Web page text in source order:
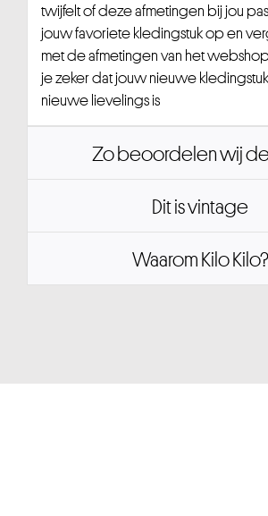
twijfelt of deze afmetingen bij jou
jouw favoriete kledingstuk op en
met de afmetingen van het
je zeker dat jouw nieuwe
nieuwe lievelings is
Zo beoordelen wij
Dit is vintage
Waarom Kilo Kilo?